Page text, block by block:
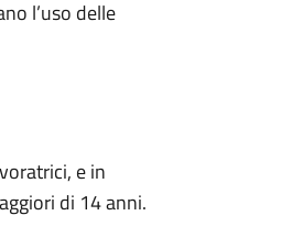
l’uso delle
e in
di 14 anni.